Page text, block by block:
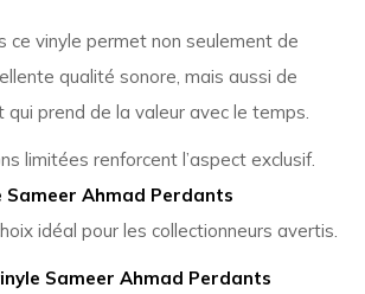
ce vinyle permet non seulement de
qualité sonore, mais aussi de
prend de la valeur avec le temps.
limitées renforcent l’aspect exclusif.
Sameer Ahmad Perdants
idéal pour les collectionneurs avertis.
Sameer Ahmad Perdants